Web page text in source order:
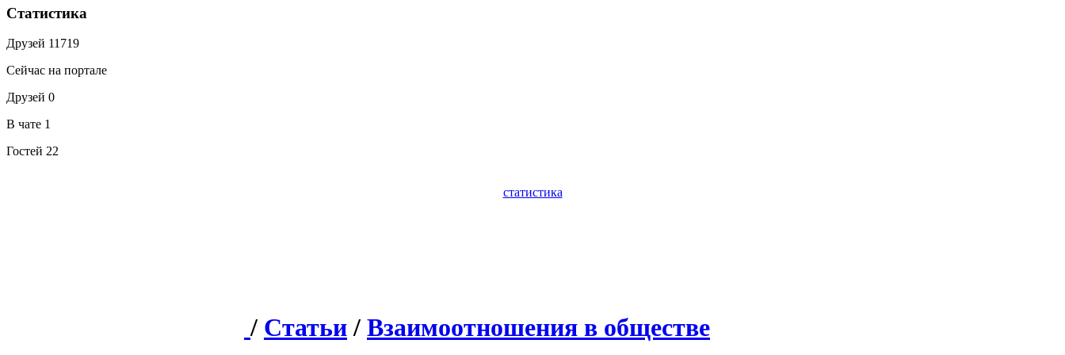
Статистика
Друзей 11719
Сейчас на портале
Друзей 0
В чате 1
Гостей 22
статистика
/ Статьи / Взаимоотношения в обществе